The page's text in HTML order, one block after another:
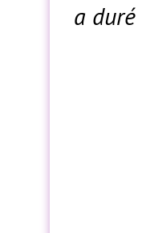
a duré